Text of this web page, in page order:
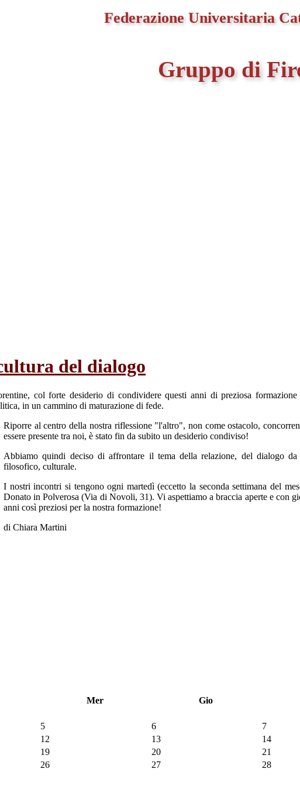
Federazione Universitaria
Gruppo di
del dialogo
col forte desiderio di condividere questi anni di preziosa
in un cammino di maturazione di fede.
Riporre al centro della nostra riflessione "l'altro", non come ostacolo,
essere presente tra noi, è stato fin da subito un desiderio condiviso!
Abbiamo quindi deciso di affrontare il tema della relazione, del dialogo
filosofico, culturale.
I nostri incontri si tengono ogni martedì (eccetto la seconda settimana del
Donato in Polverosa (Via di Novoli, 31). Vi aspettiamo a braccia aperte e con
anni così preziosi per la nostra formazione!
di Chiara Martini
Mer Gio
5 6 7
12 13 14
19 20 21
26 27 28